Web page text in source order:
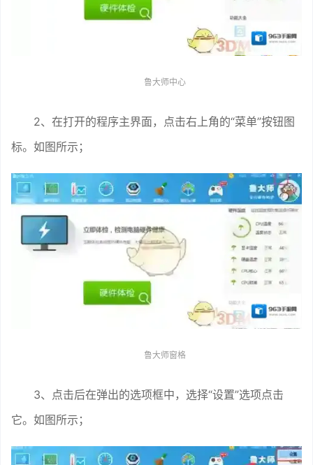
鲁大师中心
2、在打开的程序主界面，点击右上角的“菜单”按钮图
标。如图所示；
鲁大师窗格
3、点击后在弹出的选项框中，选择“设置”选项点击
它。如图所示；